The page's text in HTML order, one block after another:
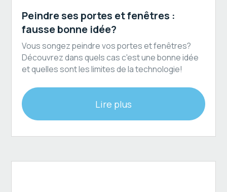
Peindre ses portes et fenêtres :
fausse bonne idée?
Vous songez peindre vos portes et fenêtres?
Découvrez dans quels cas c'est une bonne idée
et quelles sont les limites de la technologie!
Lire plus